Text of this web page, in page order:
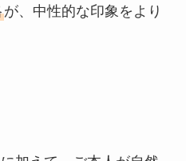
が、中性的な印象をより